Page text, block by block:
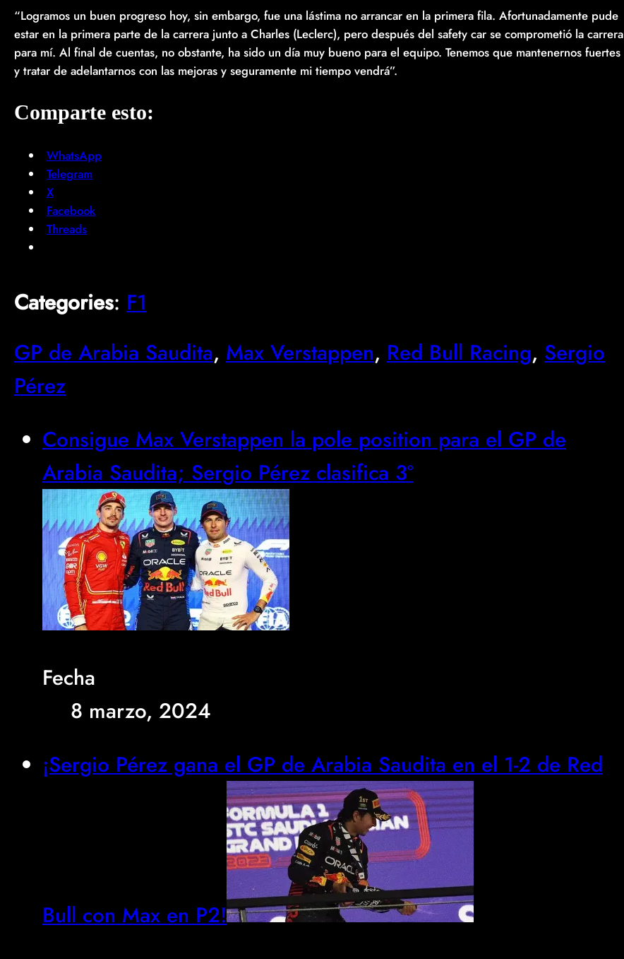
“Logramos un buen progreso hoy, sin embargo, fue una lástima no arrancar en la primera fila. Afortunadamente pude
estar en la primera parte de la carrera junto a Charles (Leclerc), pero después del safety car se comprometió la carrera
para mí. Al final de cuentas, no obstante, ha sido un día muy bueno para el equipo. Tenemos que mantenernos fuertes
y tratar de adelantarnos con las mejoras y seguramente mi tiempo vendrá”.
Comparte esto:
WhatsApp
Telegram
X
Facebook
Threads
Categories: F1
GP de Arabia Saudita, Max Verstappen, Red Bull Racing, Sergio
Pérez
Consigue Max Verstappen la pole position para el GP de
Arabia Saudita; Sergio Pérez clasifica 3º
Fecha
8 marzo, 2024
¡Sergio Pérez gana el GP de Arabia Saudita en el 1-2 de Red
Bull con Max en P2!